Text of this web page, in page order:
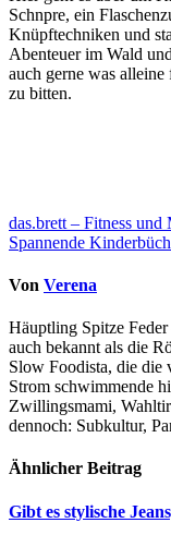
Schnpre, ein
Knüpftechniken und
Abenteuer im Wald
auch gerne was
zu bitten.
das.brett – Fitness
Spannende
Von Verena
Häuptling Spitze
auch bekannt als die
Slow Foodista, die die
Strom schwimmende
Zwillingsmami,
dennoch: Subkultur,
Ähnlicher Beitrag
Gibt es stylische